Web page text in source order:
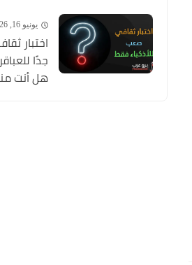
يونيو 16, 2026
اختبار
جدًا
هل أنت